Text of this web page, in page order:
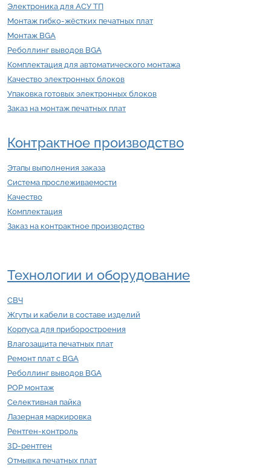
Электроника для АСУ ТП
Монтаж гибко-жёстких печатных плат
Монтаж BGA
Реболлинг выводов BGA
Комплектация для автоматического монтажа
Качество электронных блоков
Упаковка готовых электронных блоков
Заказ на монтаж печатных плат
Контрактное производство
Этапы выполнения заказа
Система прослеживаемости
Качество
Комплектация
Заказ на контрактное производство
Технологии и оборудование
СВЧ
Жгуты и кабели в составе изделий
Корпуса для приборостроения
Влагозащита печатных плат
Ремонт плат с BGA
Реболлинг выводов BGA
POP монтаж
Селективная пайка
Лазерная маркировка
Рентген-контроль
3D-рентген
Отмывка печатных плат